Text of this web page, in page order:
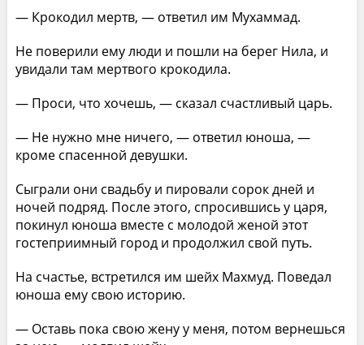
— Крокодил мертв, — ответил им Мухаммад.
Не поверили ему люди и пошли на берег Нила, и
увидали там мертвого крокодила.
— Проси, что хочешь, — сказал счастливый царь.
— Не нужно мне ничего, — ответил юноша, —
кроме спасенной девушки.
Сыграли они свадьбу и пировали сорок дней и
ночей подряд. После этого, спросившись у царя,
покинул юноша вместе с молодой женой этот
гостеприимный город и продолжил свой путь.
На счастье, встретился им шейх Махмуд. Поведал
юноша ему свою историю.
— Оставь пока свою жену у меня, потом вернешься